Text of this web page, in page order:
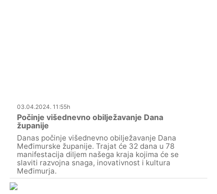
03.04.2024. 11:55h
Počinje višednevno obilježavanje Dana
županije
Danas počinje višednevno obilježavanje Dana
Međimurske županije. Trajat će 32 dana u 78
manifestacija diljem našega kraja kojima će se
slaviti razvojna snaga, inovativnost i kultura
Međimurja.